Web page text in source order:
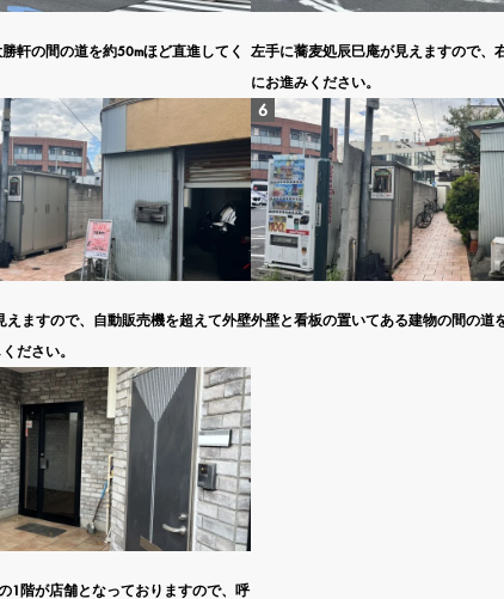
軒の間の道を約50mほど直進してく 左手に蕎麦処辰巳庵が見えますので、
にお進みください。
えますので、自動販売機を超えて外壁
ださい。
外壁と看板の置いてある建物の間の道
の1階が店舗となっておりますので、呼